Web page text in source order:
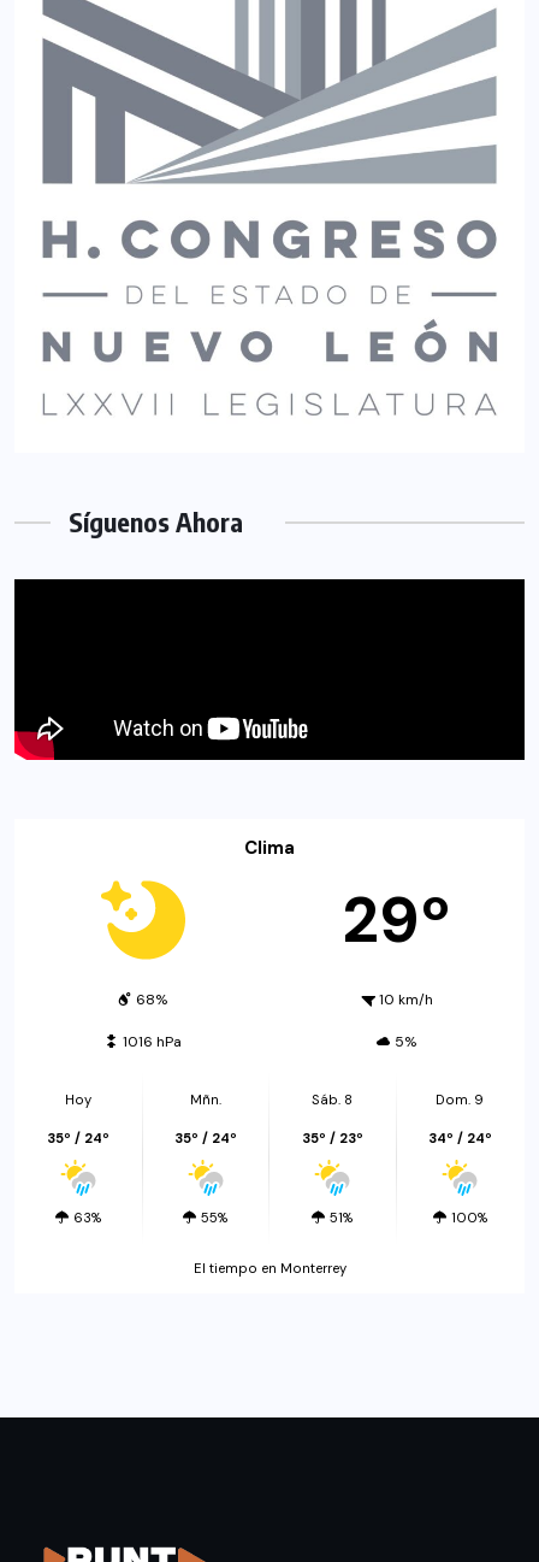
Síguenos Ahora
Clima
29º
68% 10 km/h
1016 hPa 5%
Hoy
35º / 24º
63%
Mñn.
35º / 24º
55%
Sáb. 8
35º / 23º
51%
Dom. 9
34º / 24º
100%
El tiempo en Monterrey